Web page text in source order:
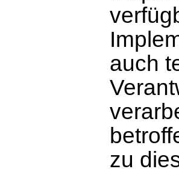
auch
zu